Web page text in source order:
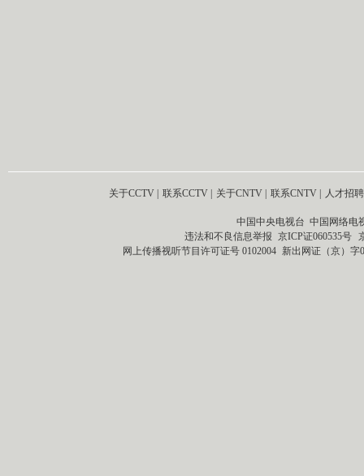
关于CCTV 联系CCTV 关于CNTV 联系CNTV 人才招聘
中国中央电视台 中国网络电
违法和不良信息举报 京ICP证060535号
网上传播视听节目许可证号 0102004 新出网证（京）